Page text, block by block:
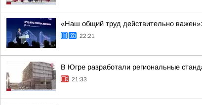
«Наш общий труд действительно
22:21
В Югре разработали региональные
21:33